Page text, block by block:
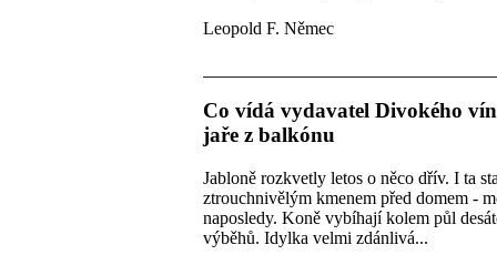
Leopold F. Němec
Co vídá vydavatel Divokého
jaře z balkónu
Jabloně rozkvetly letos o něco dřív. I ta
ztrouchnivělým kmenem před domem -
naposledy. Koně vybíhají kolem půl
výběhů. Idylka velmi zdánlivá...